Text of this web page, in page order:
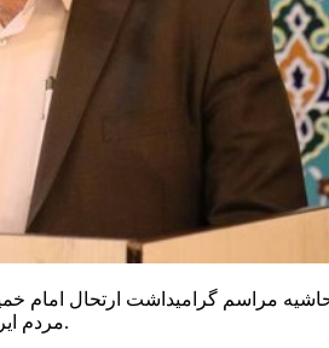
مراسم گرامیداشت ارتحال امام
مردم، پایدار هستند.